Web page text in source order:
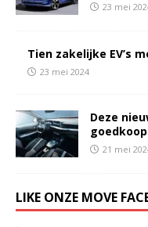
23 mei
Tien zakelijke EV’s
23 mei 2024
Deze
21 mei
LIKE ONZE MOVE